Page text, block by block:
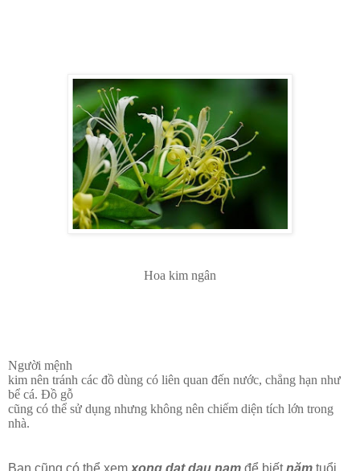
Hoa kim ngân
Người mệnh
kim nên tránh các đồ dùng có liên quan đến nước, chẳng hạn như
bể cá. Đồ gỗ
cũng có thể sử dụng nhưng không nên chiếm diện tích lớn trong
nhà.
Bạn cũng có thể xem xong dat dau nam để biếtnăm tuổi